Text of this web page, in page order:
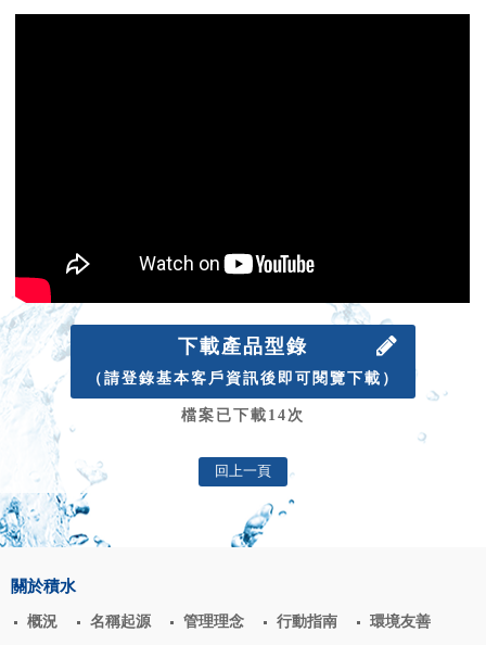
下載產品型錄
（請登錄基本客戶資訊後即可閱覽下載）
檔案已下載14次
回上一頁
關於積水
概況 名稱起源 管理理念 行動指南 環境友善